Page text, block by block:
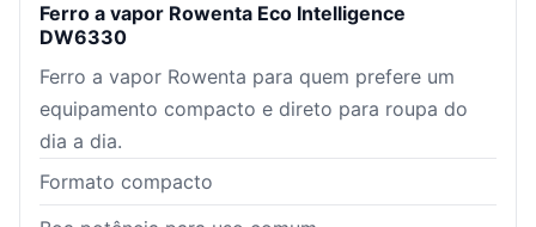
Ferro a vapor Rowenta Eco Intelligence
DW6330
Ferro a vapor Rowenta para quem prefere um
equipamento compacto e direto para roupa do
dia a dia.
Formato compacto